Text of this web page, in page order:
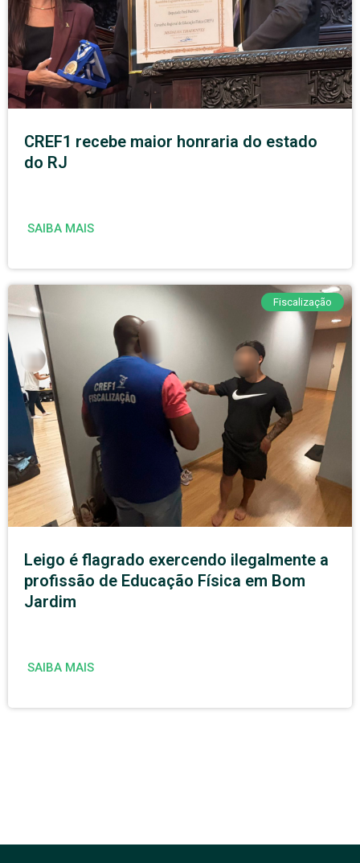
CREF1 recebe maior honraria do estado
do RJ
SAIBA MAIS
Fiscalização
Leigo é flagrado exercendo ilegalmente a
profissão de Educação Física em Bom
Jardim
SAIBA MAIS